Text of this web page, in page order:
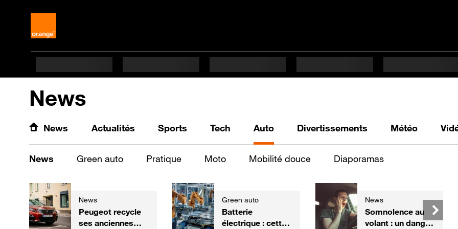
News
News Actualités Sports Tech Auto Divertissements Météo
News Green auto Pratique Moto Mobilité douce Diaporamas
News
Peugeot recycle
ses anciennes
Green auto
Batterie
électrique : cette
News
Somnolence au
volant : un danger